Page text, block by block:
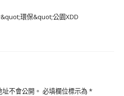
環保&quot;公園XDD
不會公開。 必填欄位標示為*